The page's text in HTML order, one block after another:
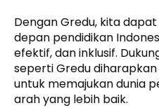
Dengan Gredu, kita
depan pendidikan
efektif, dan inklusif.
seperti Gredu
untuk memajukan dunia
arah yang lebih baik.